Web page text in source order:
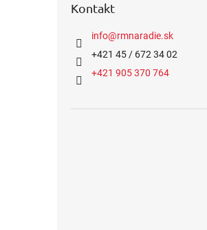
Kontakt
info@rmnaradie.sk
+421 45 / 672 34 02
+421 905 370 764